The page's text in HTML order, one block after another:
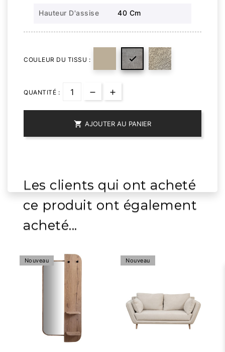
Hauteur D'assise 40 Cm
COULEUR DU TISSU : 
QUANTITÉ :
 AJOUTER AU PANIER
Les clients qui ont acheté
ce produit ont également
acheté...
Nouveau Nouveau